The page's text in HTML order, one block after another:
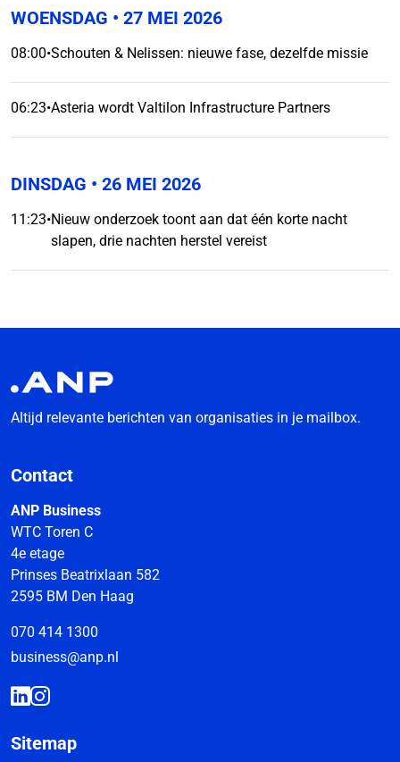
WOENSDAG • 27 MEI 2026
08:00•Schouten & Nelissen: nieuwe fase, dezelfde missie
06:23•Asteria wordt Valtilon Infrastructure Partners
DINSDAG • 26 MEI 2026
11:23•Nieuw onderzoek toont aan dat één korte nacht
slapen, drie nachten herstel vereist
Altijd relevante berichten van organisaties in je mailbox.
Contact
ANP Business
WTC Toren C
4e etage
Prinses Beatrixlaan 582
2595 BM Den Haag
070 414 1300
business@anp.nl
Sitemap